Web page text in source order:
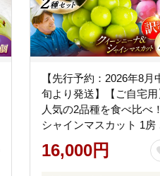
【先行予約：2026年8月
旬より発送】【ご自宅用
人気の2品種を食べ比べ！
シャインマスカット 1房
イーンニーナ 1房（約
950g）簡易包装 訳あり
16,000円